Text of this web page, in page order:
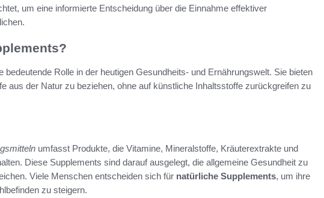
um eine informierte Entscheidung über die Einnahme effektiver
bedeutende Rolle in der heutigen Gesundheits- und Ernährungswelt. Sie bieten
aus der Natur zu beziehen, ohne auf künstliche Inhaltsstoffe zurückgreifen zu
umfasst Produkte, die Vitamine, Mineralstoffe, Kräuterextrakte und
Diese Supplements sind darauf ausgelegt, die allgemeine Gesundheit zu
Viele Menschen entscheiden sich für natürliche Supplements, um ihre
zu steigern.